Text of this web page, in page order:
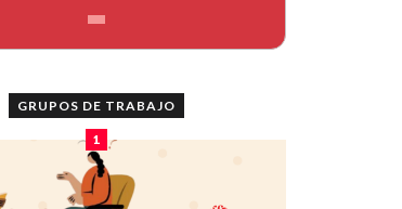
GRUPOS DE TRABAJO
1